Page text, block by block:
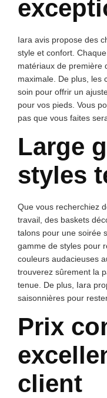
Iara avis propose des
style et confort.
matériaux de première
maximale. De plus, les
soin pour offrir un
pour vos pieds. Vous
pas que vous faites
Large
styles
Que vous recherchiez
travail, des baskets
talons pour une soirée
gamme de styles pour
couleurs audacieuses
trouverez sûrement la
tenue. De plus, Iara
saisonnières pour
Prix
client